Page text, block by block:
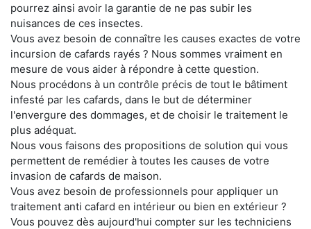
pourrez ainsi avoir la garantie de ne pas subir les
nuisances de ces insectes.
Vous avez besoin de connaître les causes exactes de votre
incursion de cafards rayés ? Nous sommes vraiment en
mesure de vous aider à répondre à cette question.
Nous procédons à un contrôle précis de tout le bâtiment
infesté par les cafards, dans le but de déterminer
l'envergure des dommages, et de choisir le traitement le
plus adéquat.
Nous vous faisons des propositions de solution qui vous
permettent de remédier à toutes les causes de votre
invasion de cafards de maison.
Vous avez besoin de professionnels pour appliquer un
traitement anti cafard en intérieur ou bien en extérieur ?
Vous pouvez dès aujourd'hui compter sur les techniciens